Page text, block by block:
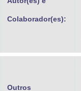
Colaborador(es):
Outros